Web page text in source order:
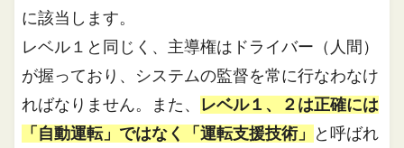
に該当します。
レベル１と同じく、主導権はドライバー（人間）
が握っており、システムの監督を常に行なわなけ
ればなりません。また、 レベル１、２は正確には
「自動運転」ではなく「運転支援技術」
と呼ばれ